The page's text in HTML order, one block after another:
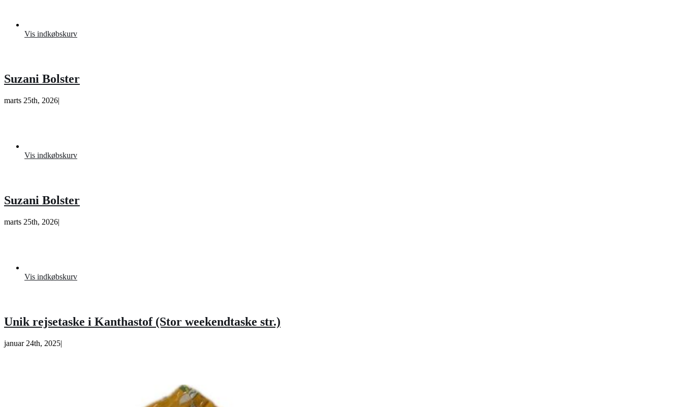
Vis indkøbskurv
Suzani Bolster
marts 25th, 2026|
Vis indkøbskurv
Suzani Bolster
marts 25th, 2026|
Vis indkøbskurv
Unik rejsetaske i Kanthastof (Stor weekendtaske str.)
januar 24th, 2025|